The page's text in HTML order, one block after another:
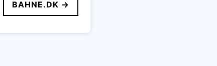
BAHNE.DK →